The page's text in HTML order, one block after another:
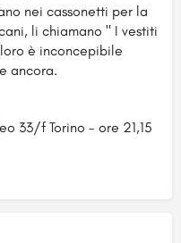
nei cassonetti per la
li chiamano " I vestiti
è inconcepibile
ancora.
33/f Torino - ore 21,15